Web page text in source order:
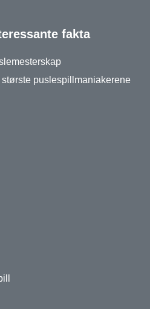
fakta
største puslespillmaniakerene